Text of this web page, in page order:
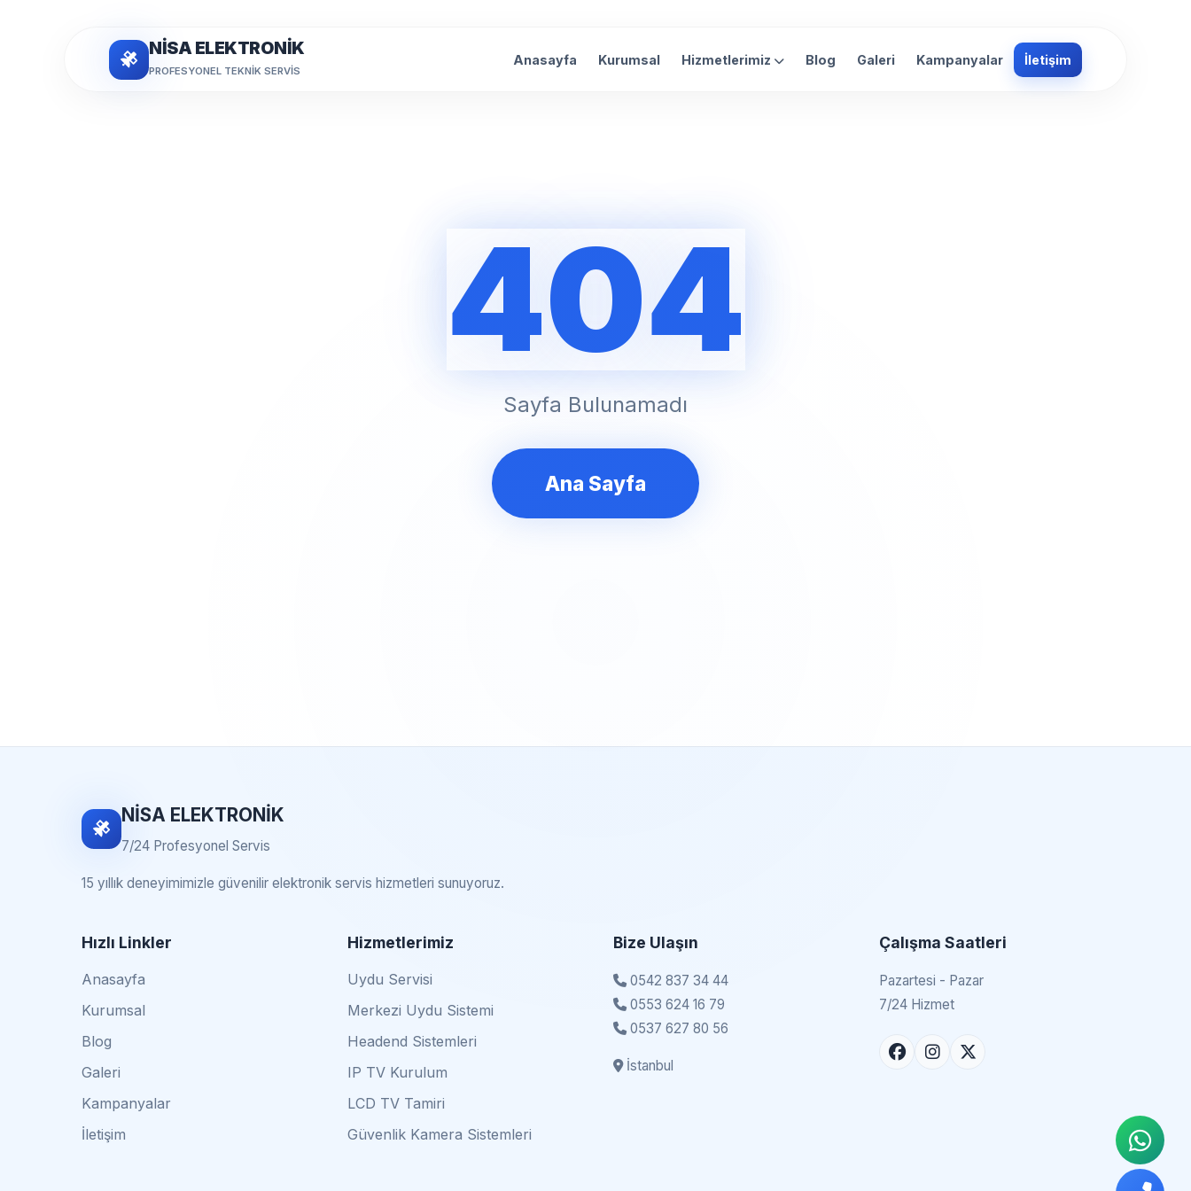
NİSA ELEKTRONİK
PROFESYONEL TEKNIK SERVIS
Anasayfa Kurumsal Hizmetlerimiz Blog Galeri Kampanyalar İletişim
404
Sayfa Bulunamadı
Ana Sayfa
NİSA ELEKTRONİK
7/24 Profesyonel Servis
15 yıllık deneyimimizle güvenilir elektronik servis hizmetleri sunuyoruz.
Hızlı Linkler
Anasayfa
Kurumsal
Blog
Galeri
Kampanyalar
İletişim
Hizmetlerimiz
Uydu Servisi
Merkezi Uydu Sistemi
Headend Sistemleri
IP TV Kurulum
LCD TV Tamiri
Güvenlik Kamera Sistemleri
Bize Ulaşın
0542 837 34 44
0553 624 16 79
0537 627 80 56
İstanbul
Çalışma Saatleri
Pazartesi - Pazar
7/24 Hizmet